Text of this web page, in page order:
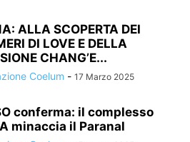
ALLA SCOPERTA DEI
DI LOVE E DELLA
CHANG’E...
Coelum - 17 Marzo 2025
conferma: il complesso
minaccia il Paranal